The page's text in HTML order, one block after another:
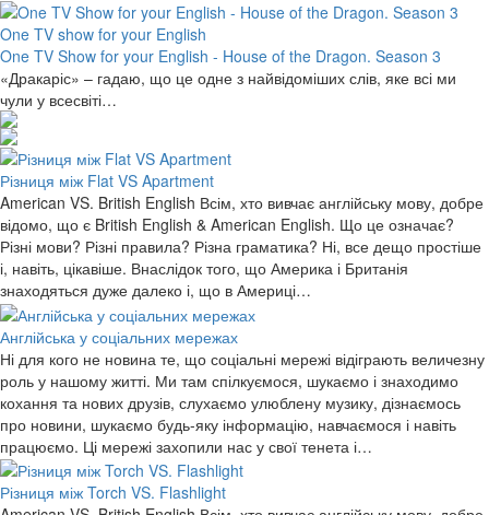
One TV show for your English
One TV Show for your English - House of the Dragon. Season 3
«Дракаріс» – гадаю, що це одне з найвідоміших слів, яке всі ми
чули у всесвіті…
Різниця між Flat VS Apartment
American VS. British English Всім, хто вивчає англійську мову, добре
відомо, що є British English & American English. Що це означає?
Різні мови? Різні правила? Різна граматика? Ні, все дещо простіше
і, навіть, цікавіше. Внаслідок того, що Америка і Британія
знаходяться дуже далеко і, що в Америці…
Англійська у соціальних мережах
Ні для кого не новина те, що соціальні мережі відіграють величезну
роль у нашому житті. Ми там спілкуємося, шукаємо і знаходимо
кохання та нових друзів, слухаємо улюблену музику, дізнаємось
про новини, шукаємо будь-яку інформацію, навчаємося і навіть
працюємо. Ці мережі захопили нас у свої тенета і…
Різниця між Torch VS. Flashlight